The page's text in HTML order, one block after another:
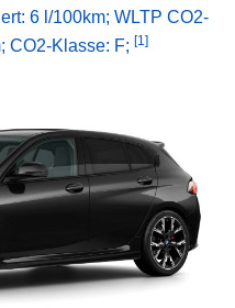
6 l/100km; WLTP CO2-
CO2-Klasse: F; [1]